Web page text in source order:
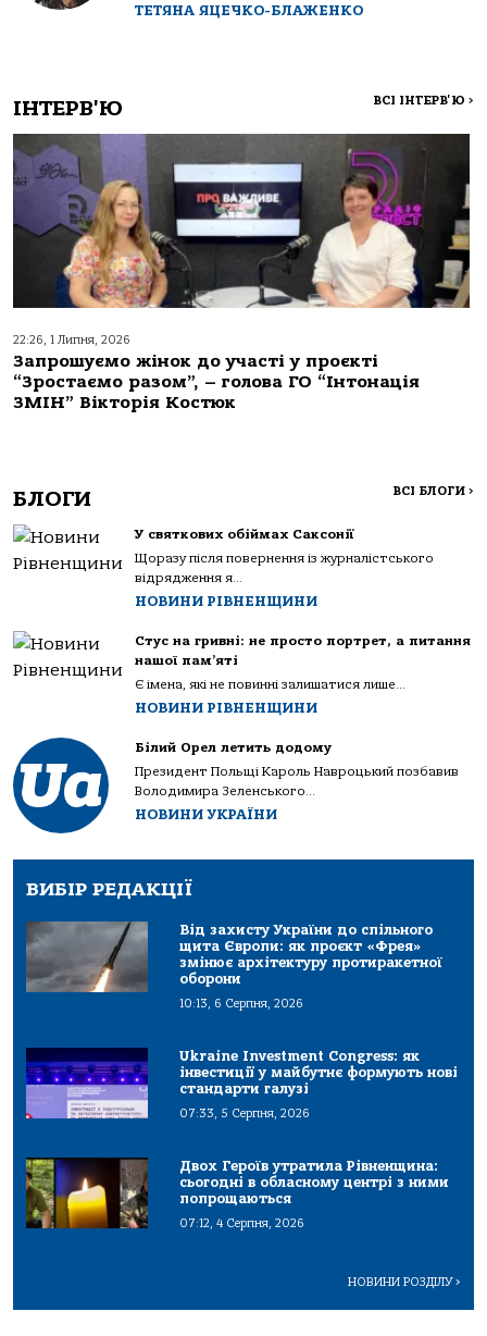
ТЕТЯНА ЯЦЕЧКО-БЛАЖЕНКО
ІНТЕРВ'Ю ВСІ ІНТЕРВ'Ю >
22:26, 1 Липня, 2026
Запрошуємо жінок до участі у проєкті
“Зростаємо разом”, – голова ГО “Інтонація
ЗМІН” Вікторія Костюк
БЛОГИ ВСІ БЛОГИ >
У святкових обіймах Саксонії
Щоразу після повернення із журналістського
відрядження я...
НОВИНИ РІВНЕНЩИНИ
Стус на гривні: не просто портрет, а питання
нашої пам’яті
Є імена, які не повинні залишатися лише...
НОВИНИ РІВНЕНЩИНИ
Білий Орел летить додому
Президент Польщі Кароль Навроцький позбавив
Володимира Зеленського...
НОВИНИ УКРАЇНИ
ВИБІР РЕДАКЦІЇ
Від захисту України до спільного
щита Європи: як проєкт «Фрея»
змінює архітектуру протиракетної
оборони
10:13, 6 Серпня, 2026
Ukraine Investment Congress: як
інвестиції у майбутнє формують нові
стандарти галузі
07:33, 5 Серпня, 2026
Двох Героїв утратила Рівненщина:
сьогодні в обласному центрі з ними
попрощаються
07:12, 4 Серпня, 2026
НОВИНИ РОЗДІЛУ>